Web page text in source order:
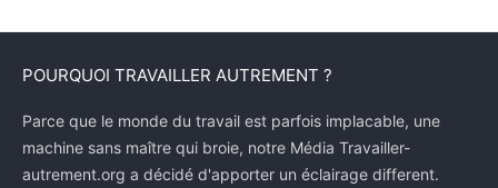
POURQUOI TRAVAILLER AUTREMENT ?
Parce que le monde du travail est parfois implacable, une
machine sans maître qui broie, notre Média Travailler-
autrement.org a décidé d'apporter un éclairage different.